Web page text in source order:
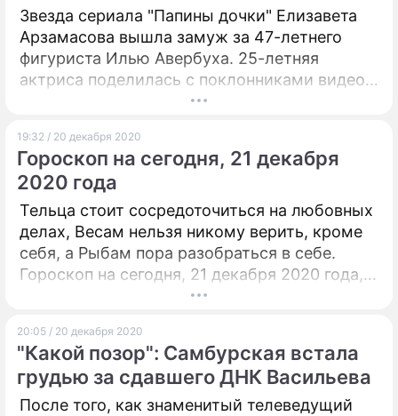
Звезда сериала "Папины дочки" Елизавета
Арзамасова вышла замуж за 47-летнего
фигуриста Илью Авербуха. 25-летняя
актриса поделилась с поклонниками видео,
19:32 / 20 декабря 2020
Гороскоп на сегодня, 21 декабря
2020 года
Тельца стоит сосредоточиться на любовных
делах, Весам нельзя никому верить, кроме
себя, а Рыбам пора разобраться в себе.
Гороскоп на сегодня, 21 декабря 2020 года,
рекомендует сосредоточиться на
20:05 / 20 декабря 2020
"Какой позор": Самбурская встала
грудью за сдавшего ДНК Васильева
После того, как знаменитый телеведущий